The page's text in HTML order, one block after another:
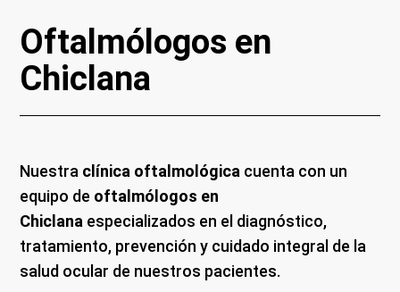
Oftalmólogos en
Chiclana
Nuestra clínica oftalmológica cuenta con un
equipo de oftalmólogos en
Chiclana especializados en el diagnóstico,
tratamiento, prevención y cuidado integral de la
salud ocular de nuestros pacientes.